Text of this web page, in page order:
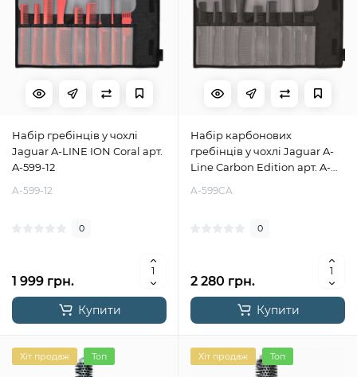
Набір гребінців у чохлі
Jaguar A-LINE ION Coral арт.
A-599-12
A-599-12
0
1 999 грн.
Купити
Набір карбонових
гребінців у чохлі Jaguar A-
Line Carbon Edition арт. A-
A-599CA
0
2 280 грн.
Купити
Хіт продаж Топ Хіт продаж Топ